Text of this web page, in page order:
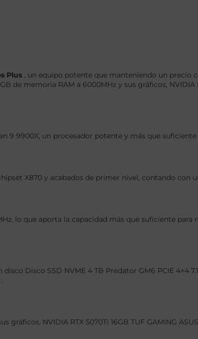
Plus , un equipo potente que manteniendo un precio
de memoria RAM a 6000MHz y sus gráficos, NVIDIA
9 9900X, un procesador potente y más que
X870 y acabados de primer nivel, contando con
lo que aporta la capacidad más que suficiente
Disco SSD NVME 4 TB Predator GM6 PCIE 4×4
NVIDIA RTX 5070Ti 16GB TUF GAMING